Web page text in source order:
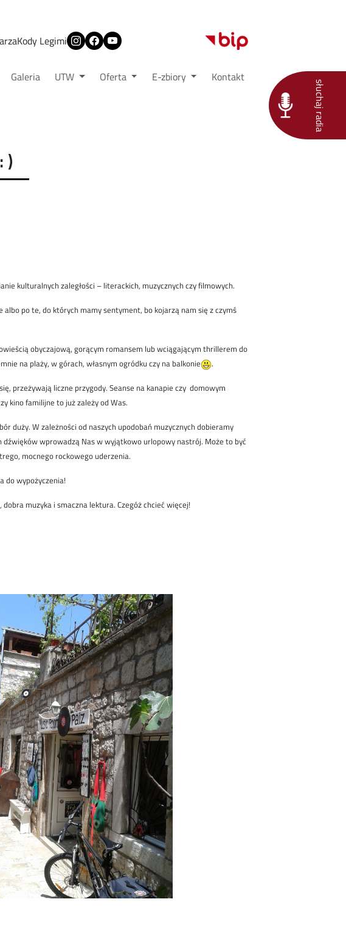
Kody Legimi
Galeria UTW Oferta E-zbiory Kontakt
słuchaj radia
kulturalnych zaległości – literackich, muzycznych czy filmowych.
po te, do których mamy sentyment, bo kojarzą nam się z czymś
obyczajową, gorącym romansem lub wciągającym thrillerem do
na plaży, w górach, własnym ogródku czy na balkonie
.
przeżywają liczne przygody. Seanse na kanapie czy domowym
kino familijne to już zależy od Was.
duży. W zależności od naszych upodobań muzycznych dobieramy
wprowadzą Nas w wyjątkowo urlopowy nastrój. Może to być
mocnego rockowego uderzenia.
do wypożyczenia!
muzyka i smaczna lektura. Czegóż chcieć więcej!